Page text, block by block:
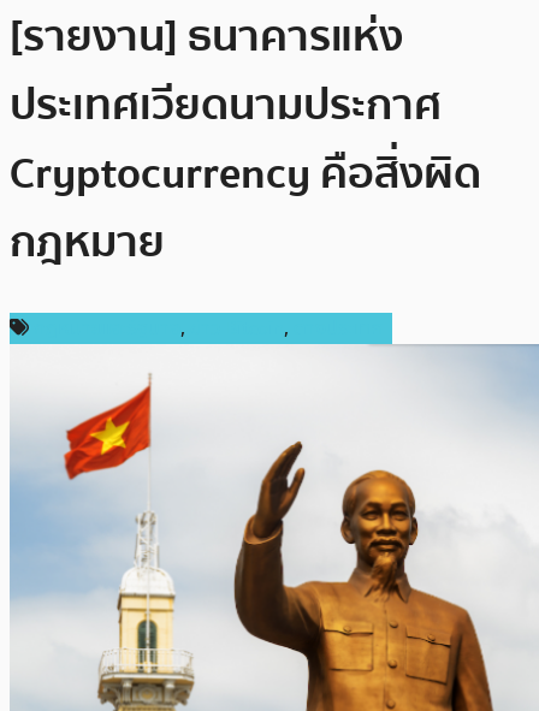
[รายงาน] ธนาคารแห่ง
ประเทศเวียดนามประกาศ
Cryptocurrency คือสิ่งผิด
กฎหมาย
, ,